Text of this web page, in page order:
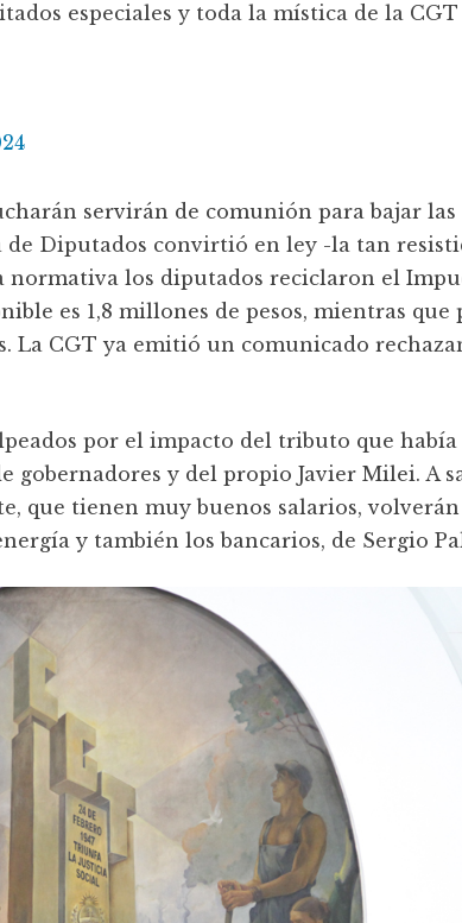
especiales y toda la mística de la CGT
servirán de comunión para bajar
de Diputados convirtió en ley -la tan
normativa los diputados reciclaron el
es 1,8 millones de pesos, mientras que
La CGT ya emitió un comunicado
por el impacto del tributo que
gobernadores y del propio Javier Milei. A
que tienen muy buenos salarios,
y también los bancarios, de Sergio